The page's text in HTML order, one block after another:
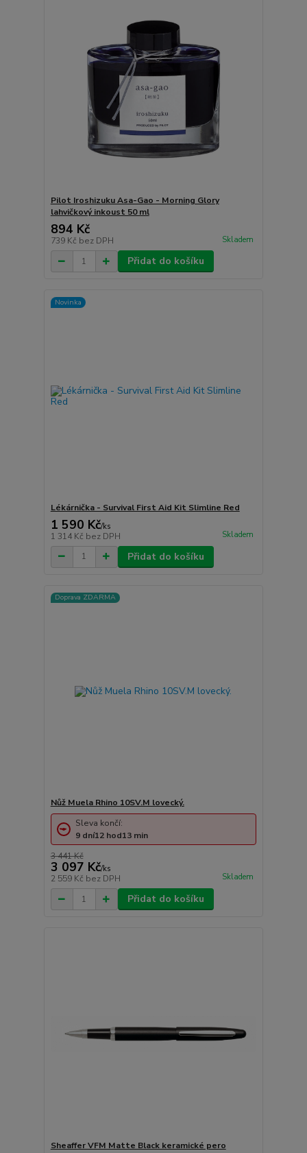
Pilot Iroshizuku Asa-Gao - Morning Glory
lahvičkový inkoust 50 ml
894 Kč
739 Kč bez DPH Skladem
Přidat do košíku
Novinka
Lékárnička - Survival First Aid Kit Slimline Red
1 590 Kč/ks
1 314 Kč bez DPH Skladem
Přidat do košíku
Doprava ZDARMA
Nůž Muela Rhino 10SV.M lovecký.
3 441 Kč
3 097 Kč/ks
2 559 Kč bez DPH Skladem
Sleva končí:
9 dní12 hod13 min
Přidat do košíku
Sheaffer VFM Matte Black keramické pero